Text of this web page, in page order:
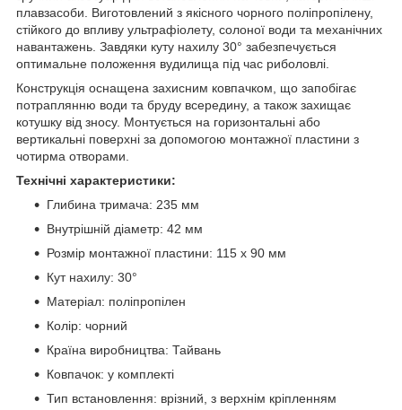
плавзасоби. Виготовлений з якісного чорного поліпропілену,
стійкого до впливу ультрафіолету, солоної води та механічних
навантажень. Завдяки куту нахилу 30° забезпечується
оптимальне положення вудилища під час риболовлі.
Конструкція оснащена захисним ковпачком, що запобігає
потраплянню води та бруду всередину, а також захищає
котушку від зносу. Монтується на горизонтальні або
вертикальні поверхні за допомогою монтажної пластини з
чотирма отворами.
Технічні характеристики:
Глибина тримача: 235 мм
Внутрішній діаметр: 42 мм
Розмір монтажної пластини: 115 x 90 мм
Кут нахилу: 30°
Матеріал: поліпропілен
Колір: чорний
Країна виробництва: Тайвань
Ковпачок: у комплекті
Тип встановлення: врізний, з верхнім кріпленням